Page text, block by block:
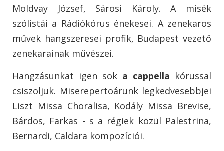
Moldvay József, Sárosi Károly. A misék
szólistái a Rádiókórus énekesei. A zenekaros
művek hangszeresei profik, Budapest vezető
zenekarainak művészei.
Hangzásunkat igen sok a cappella kórussal
csiszoljuk. Miserepertoárunk legkedvesebbjei
Liszt Missa Choralisa, Kodály Missa Brevise,
Bárdos, Farkas - s a régiek közül Palestrina,
Bernardi, Caldara kompozíciói.